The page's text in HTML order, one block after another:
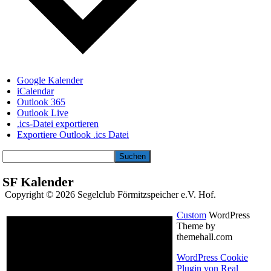
Google Kalender
iCalendar
Outlook 365
Outlook Live
.ics-Datei exportieren
Exportiere Outlook .ics Datei
Suchen
SF Kalender
Copyright © 2026 Segelclub Förmitzspeicher e.V. Hof.
CustomWordPress
Theme by
themehall.com
WordPress Cookie
Plugin von Real